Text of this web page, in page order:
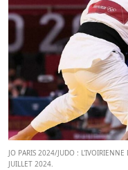
JO PARIS 2024/JUDO :
JUILLET 2024.